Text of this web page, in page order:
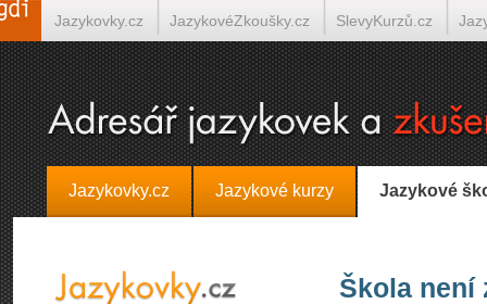
Jazykovky.cz Jazykové kurzy Jazykové
Škola není
Jazykovky.cz JazykovéZkoušky.cz SlevyKurzů.cz
Španělština on-line Italština on-line Tlumočení-